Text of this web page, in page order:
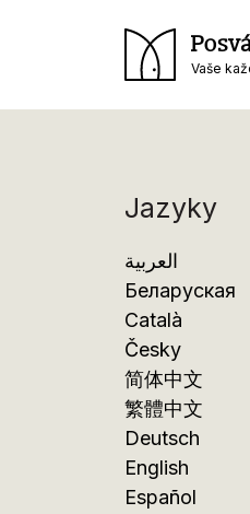
Vaše
Jazyky
العربية
Беларуская
Català
Česky
简体中文
繁體中文
Deutsch
English
Español